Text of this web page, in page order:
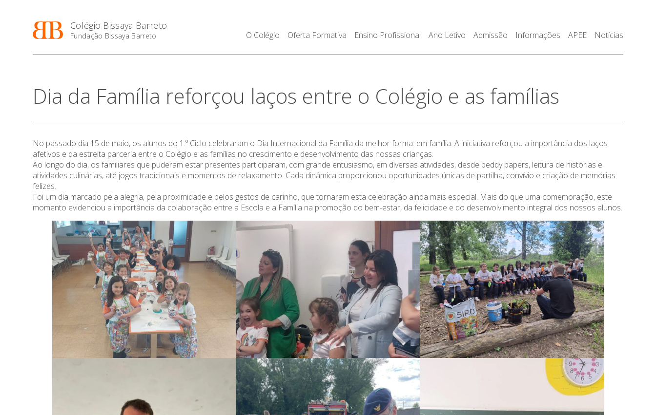
Colégio Bissaya Barreto
Fundação Bissaya Barreto O Colégio Oferta Formativa Ensino Profissional Ano Letivo Admissão Informações APEE Notícias
Dia da Família reforçou laços entre o Colégio e as famílias
No passado dia 15 de maio, os alunos do 1.º Ciclo celebraram o Dia Internacional da Família da melhor forma: em família. A iniciativa reforçou a importância dos laços
afetivos e da estreita parceria entre o Colégio e as famílias no crescimento e desenvolvimento das nossas crianças.
Ao longo do dia, os familiares que puderam estar presentes participaram, com grande entusiasmo, em diversas atividades, desde peddy papers, leitura de histórias e
atividades culinárias, até jogos tradicionais e momentos de relaxamento. Cada dinâmica proporcionou oportunidades únicas de partilha, convívio e criação de memórias
felizes.
Foi um dia marcado pela alegria, pela proximidade e pelos gestos de carinho, que tornaram esta celebração ainda mais especial. Mais do que uma comemoração, este
momento evidenciou a importância da colaboração entre a Escola e a Família na promoção do bem-estar, da felicidade e do desenvolvimento integral dos nossos alunos.